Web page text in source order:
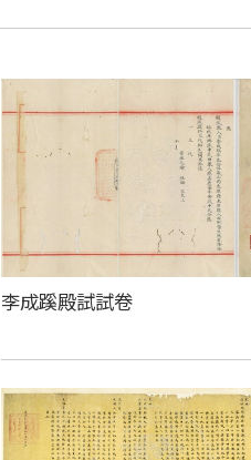
李成蹊殿試試卷